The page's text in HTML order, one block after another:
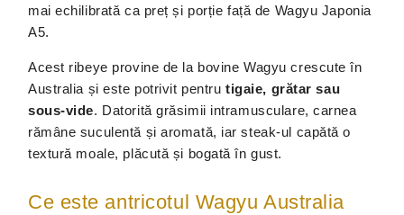
mai echilibrată ca preț și porție față de Wagyu Japonia
A5.
Acest ribeye provine de la bovine Wagyu crescute în
Australia și este potrivit pentrutigaie, grătar sau
sous-vide. Datorită grăsimii intramusculare, carnea
rămâne suculentă și aromată, iar steak-ul capătă o
textură moale, plăcută și bogată în gust.
Ce este antricotul Wagyu Australia